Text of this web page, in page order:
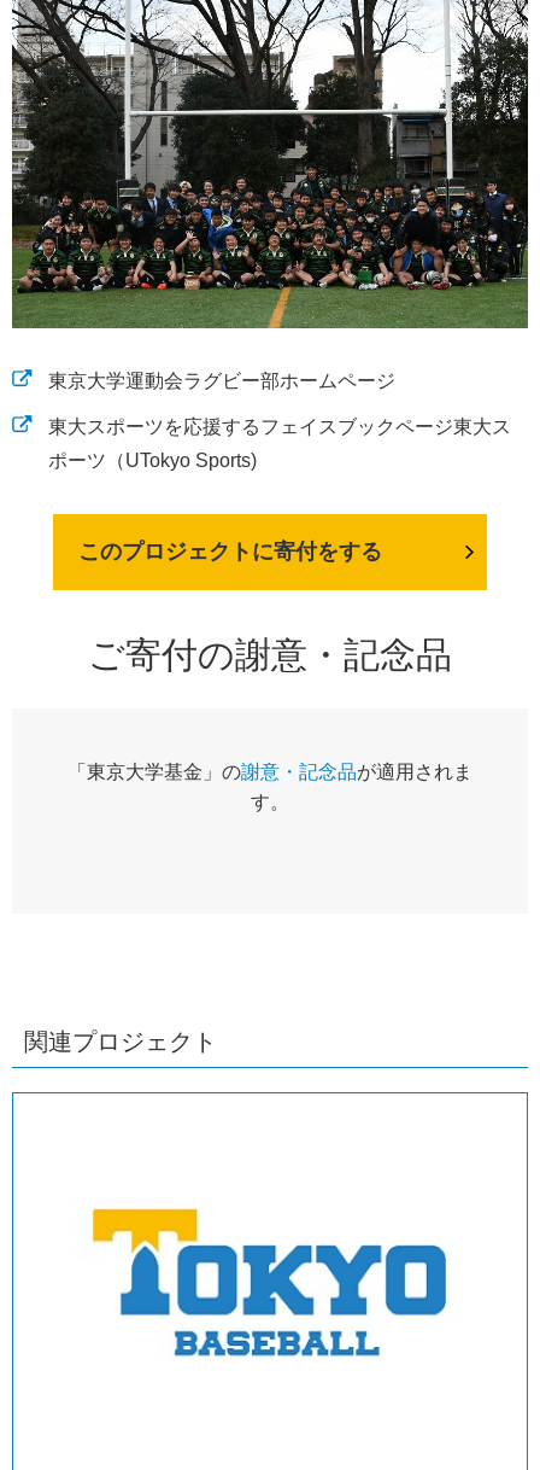
東京大学運動会ラグビー部ホームページ
東大スポーツを応援するフェイスブックページ東大ス
ポーツ（UTokyo Sports)
このプロジェクトに寄付をする
ご寄付の謝意・記念品
「東京大学基金」の謝意・記念品が適用されま
す。
関連プロジェクト